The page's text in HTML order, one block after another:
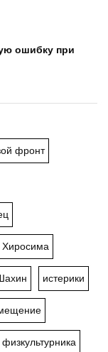
ошибку при
фронт
Хиросима
истерики